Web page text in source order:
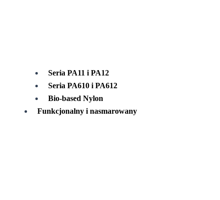
Seria PA11 i PA12
Seria PA610 i PA612
Bio-based Nylon
Funkcjonalny i nasmarowany